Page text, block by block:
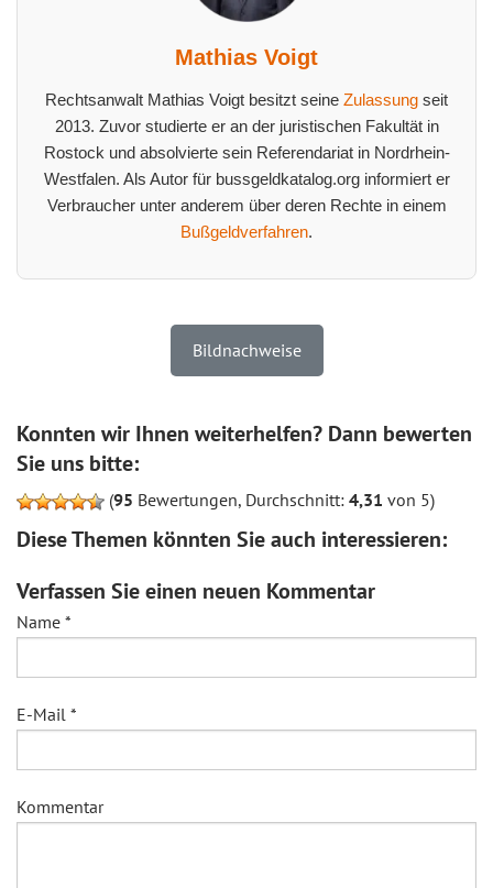
Mathias Voigt
Rechtsanwalt Mathias Voigt besitzt seine Zulassung seit
2013. Zuvor studierte er an der juristischen Fakultät in
Rostock und absolvierte sein Referendariat in Nordrhein-
Westfalen. Als Autor für bussgeldkatalog.org informiert er
Verbraucher unter anderem über deren Rechte in einem
Bußgeldverfahren.
Bildnachweise
Konnten wir Ihnen weiterhelfen? Dann bewerten
Sie uns bitte:
(95 Bewertungen, Durchschnitt: 4,31 von 5)
Diese Themen könnten Sie auch interessieren:
Verfassen Sie einen neuen Kommentar
Name *
E-Mail *
Kommentar